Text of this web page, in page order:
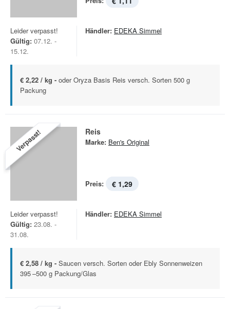
Leider verpasst!
Gültig: 07.12. -
15.12.
Händler: EDEKA Simmel
€ 2,22 / kg - oder Oryza Basis Reis versch. Sorten 500 g
Packung
Verpasst! Reis
Marke: Ben's Original
Preis: € 1,29
Leider verpasst!
Gültig: 23.08. -
31.08.
Händler: EDEKA Simmel
€ 2,58 / kg - Saucen versch. Sorten oder Ebly Sonnenweizen
395 –500 g Packung/Glas